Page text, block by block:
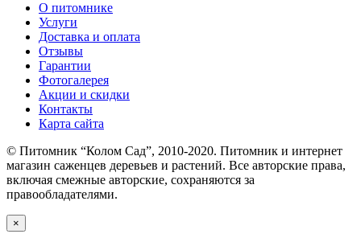
О питомнике
Услуги
Доставка и оплата
Отзывы
Гарантии
Фотогалерея
Акции и скидки
Контакты
Карта сайта
© Питомник “Колом Сад”, 2010-2020. Питомник и интернет
магазин саженцев деревьев и растений. Все авторские права,
включая смежные авторские, сохраняются за
правообладателями.
×